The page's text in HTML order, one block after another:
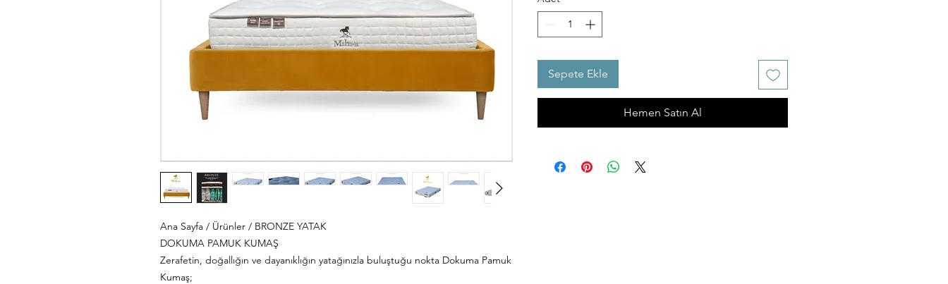
Ana Sayfa / Ürünler / BRONZE YATAK
DOKUMA PAMUK KUMAŞ
Zerafetin, doğallığın ve dayanıklığın yatağınızla buluştuğu nokta Dokuma Pamuk
Kumaş;
Sepete Ekle
Hemen Satın Al